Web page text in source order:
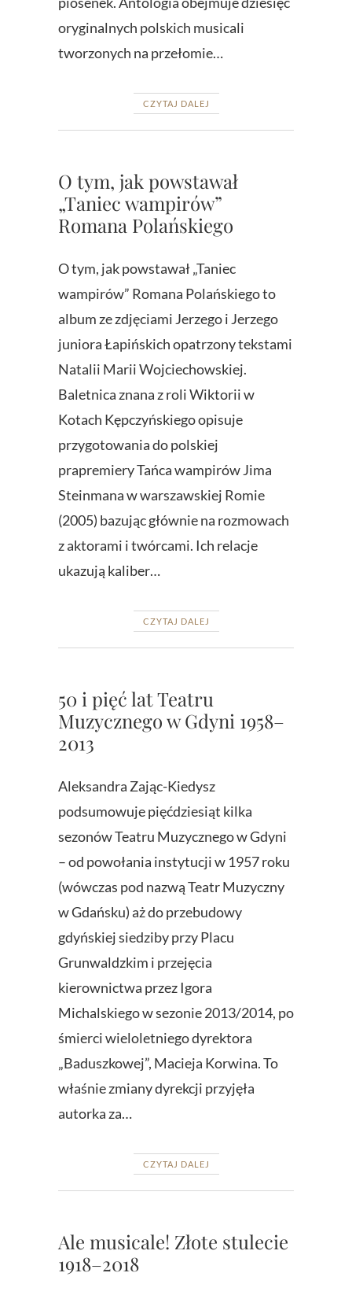
oryginalnych polskich musicali
tworzonych na przełomie…
CZYTAJ DALEJ
O tym, jak powstawał
„Taniec wampirów”
Romana Polańskiego
O tym, jak powstawał „Taniec
wampirów” Romana Polańskiego to
album ze zdjęciami Jerzego i Jerzego
juniora Łapińskich opatrzony tekstami
Natalii Marii Wojciechowskiej.
Baletnica znana z roli Wiktorii w
Kotach Kępczyńskiego opisuje
przygotowania do polskiej
prapremiery Tańca wampirów Jima
Steinmana w warszawskiej Romie
(2005) bazując głównie na rozmowach
z aktorami i twórcami. Ich relacje
ukazują kaliber…
CZYTAJ DALEJ
50 i pięć lat Teatru
Muzycznego w Gdyni 1958–
2013
Aleksandra Zając-Kiedysz
podsumowuje pięćdziesiąt kilka
sezonów Teatru Muzycznego w Gdyni
– od powołania instytucji w 1957 roku
(wówczas pod nazwą Teatr Muzyczny
w Gdańsku) aż do przebudowy
gdyńskiej siedziby przy Placu
Grunwaldzkim i przejęcia
kierownictwa przez Igora
Michalskiego w sezonie 2013/2014, po
śmierci wieloletniego dyrektora
„Baduszkowej”, Macieja Korwina. To
właśnie zmiany dyrekcji przyjęła
autorka za…
CZYTAJ DALEJ
Ale musicale! Złote stulecie
1918–2018